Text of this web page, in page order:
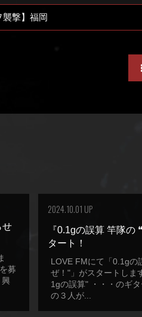
襲撃】福岡
せ
募
2024.10.01 UP
『0.1gの誤算 竿隊の
タート！
LOVE FMにて「0.1gの
ぜ！"」がスタートし
1gの誤算" ・・・のギ
の３人が...